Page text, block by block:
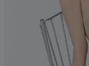
ランジェリー